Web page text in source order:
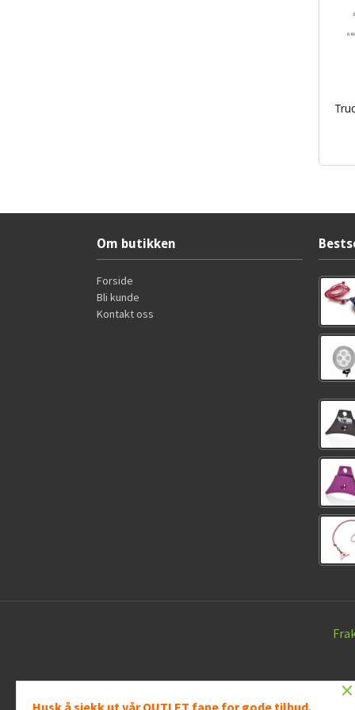
Om butikken
Forside
Bli kunde
Kontakt oss
×
Husk å sjekk ut vår OUTLET fane for gode tilbud.